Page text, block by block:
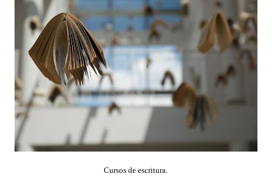
Cursos de escritura.